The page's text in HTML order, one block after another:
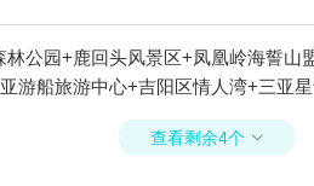
公园+鹿回头风景区+凤凰岭海誓
游船旅游中心+吉阳区情人湾+三亚
查看剩余4个 